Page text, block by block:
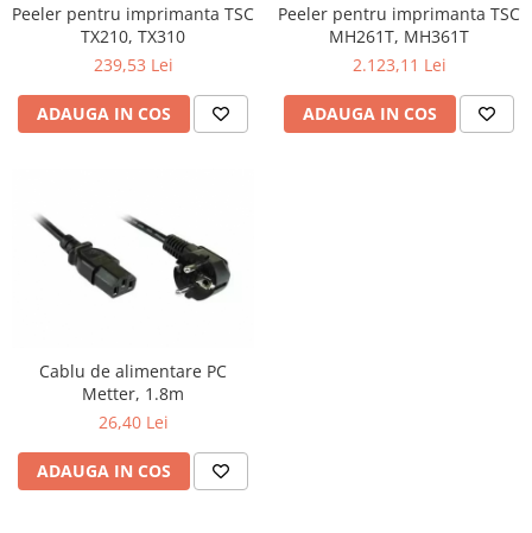
Peeler pentru imprimanta TSC
TX210, TX310
239,53 Lei
ADAUGA IN COS
Peeler pentru imprimanta TSC
MH261T, MH361T
2.123,11 Lei
ADAUGA IN COS
Cablu de alimentare PC
Metter, 1.8m
26,40 Lei
ADAUGA IN COS